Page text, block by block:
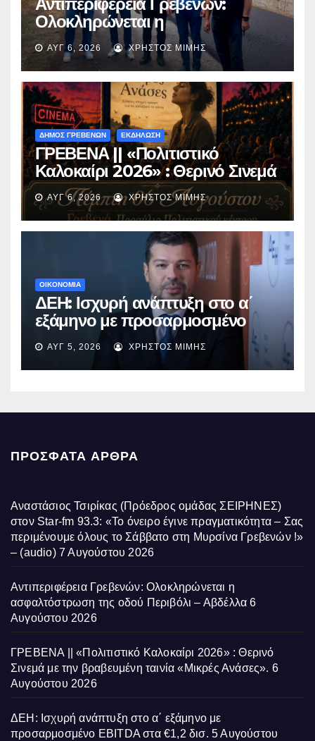
Ολοκληρώνεται η
ασφαλτόστρωση της οδού
Περιβόλι – Αβδέλλα
ΑΥΓ 6, 2026 ΧΡΉΣΤΟΣ ΜΊΜΗΣ
ΔΗΜΟΣ ΓΡΕΒΕΝΩΝ ΕΚΔΗΛΩΣΗ
ΓΡΕΒΕΝΑ || «Πολιτιστικό
Καλοκαίρι 2026» : Θερινό Σινεμά
με την βραβευμένη ταινία
«Μικρές Ανάσες».
ΑΥΓ 6, 2026 ΧΡΉΣΤΟΣ ΜΊΜΗΣ
ΟΙΚΟΝΟΜΙΑ
ΔΕΗ: Ισχυρή ανάπτυξη στο α΄
εξάμηνο με προσαρμοσμένο
EBITDA στα €1,2 δισ.
ΑΥΓ 5, 2026 ΧΡΉΣΤΟΣ ΜΊΜΗΣ
ΠΡΌΣΦΑΤΑ ΆΡΘΡΑ
Αναστάσιος Τσιρίκας (Πρόεδρος ομάδας ΣΕΙΡΗΝΕΣ)
στον Star-fm 93.3: «Το όνειρο έγινε πραγματικότητα – Σας
περιμένουμε όλους το Σάββατο στη Μυρσίνα Γρεβενών !»
– (audio) 7 Αυγούστου 2026
Αντιπεριφέρεια Γρεβενών: Ολοκληρώνεται η
ασφαλτόστρωση της οδού Περιβόλι – Αβδέλλα 6
Αυγούστου 2026
ΓΡΕΒΕΝΑ || «Πολιτιστικό Καλοκαίρι 2026» : Θερινό
Σινεμά με την βραβευμένη ταινία «Μικρές Ανάσες». 6
Αυγούστου 2026
ΔΕΗ: Ισχυρή ανάπτυξη στο α΄ εξάμηνο με
προσαρμοσμένο EBITDA στα €1,2 δισ. 5 Αυγούστου